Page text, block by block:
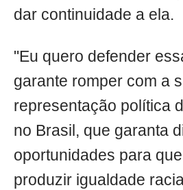
dar continuidade a ela.
"Eu quero defender
garante romper com a
representação política
no Brasil, que garanta
oportunidades para
produzir igualdade